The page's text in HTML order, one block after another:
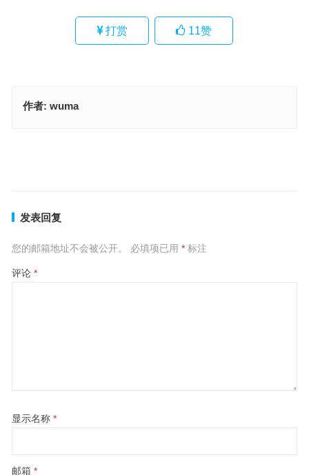
打赏 11赞
作者: wuma
发表回复
您的邮箱地址不会被公开。 必填项已用 *标注
评论 *
显示名称 *
邮箱 *